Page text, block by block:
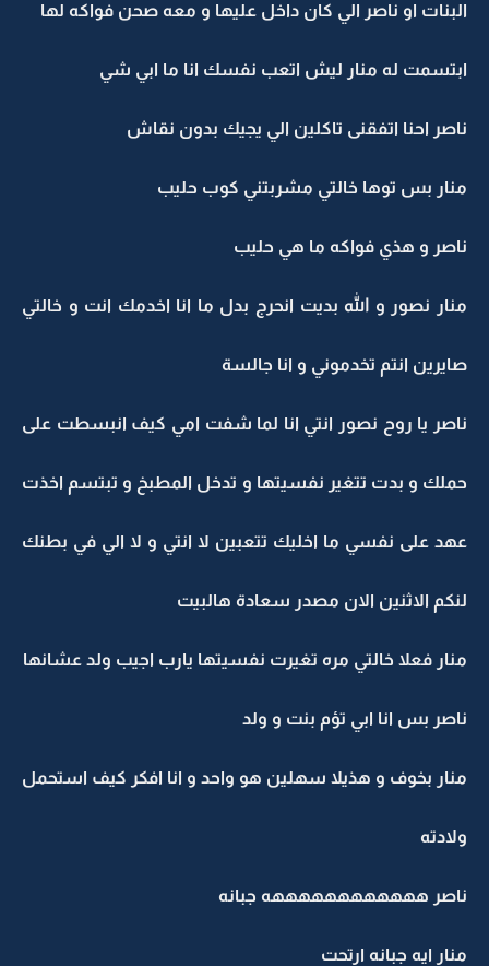
البنات او ناصر الي كان داخل عليها و معه صحن فواكه لها
ابتسمت له منار ليش اتعب نفسك انا ما ابي شي
ناصر احنا اتفقنى تاكلين الي يجيك بدون نقاش
منار بس توها خالتي مشربتني كوب حليب
ناصر و هذي فواكه ما هي حليب
منار نصور و الله بديت انحرج بدل ما انا اخدمك انت و خالتي
صايرين انتم تخدموني و انا جالسة
ناصر يا روح نصور انتي انا لما شفت امي كيف انبسطت على
حملك و بدت تتغير نفسيتها و تدخل المطبخ و تبتسم اخذت
عهد على نفسي ما اخليك تتعبين لا انتي و لا الي في بطنك
لنكم الاثنين الان مصدر سعادة هالبيت
منار فعلا خالتي مره تغيرت نفسيتها يارب اجيب ولد عشانها
ناصر بس انا ابي تؤم بنت و ولد
منار بخوف و هذيلا سهلين هو واحد و انا افكر كيف استحمل
ولادته
ناصر ههههههههههههه جبانه
منار ايه جبانه ارتحت